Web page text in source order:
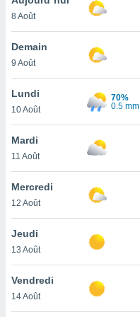
et
»,
au
vous
qu'ils
ou
le
ainsi
un
la
du
8 Août
Demain
9 Août
Lundi
10 Août
70%
0.5 mm
Mardi
11 Août
Mercredi
12 Août
Jeudi
13 Août
Vendredi
14 Août